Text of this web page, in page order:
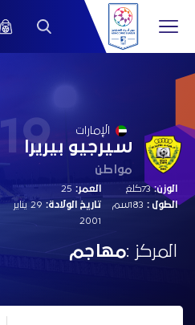
19 الإمارات
سيرجيو بيريرا
مواطن
الوزن:73كلغ
الطول :
العمر:
تاريخ الولادة:
29 يناير
2001
المركز :مهاجم